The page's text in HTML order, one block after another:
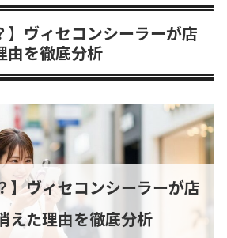
】ヴィセコンシーラーが店
由を徹底分析
】ヴィセコンシーラーが店
えた理由を徹底分析